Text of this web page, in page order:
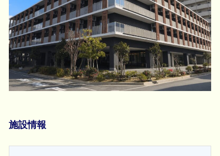
施設情報